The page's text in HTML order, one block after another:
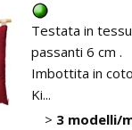
Testata in
passanti 6 cm .
Imbottita in
Ki...
> 3 modelli/